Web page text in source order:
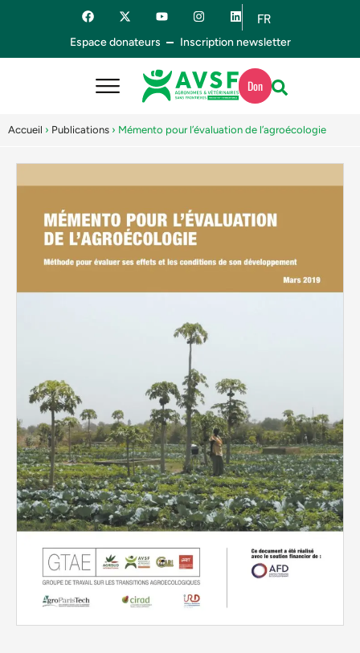
FR
ES
Espace donateurs Inscription newsletter
Don
Accueil › Publications › Mémento pour l’évaluation de l’agroécologie